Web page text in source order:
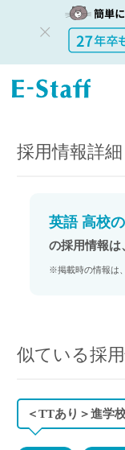
教員採用情
報のイー・
英語 高校の非常勤講師
採用情報詳細
英語 高校
の採用情報は
※掲載時の情報は
似ている採
＜TTあり＞進学